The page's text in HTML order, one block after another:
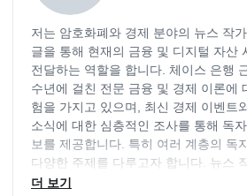
저는 암호화폐와 경제 분야의 뉴스 작
글을 통해 현재의 금융 및 디지털 자산
전달하는 역할을 합니다. 체이스 은행
수년에 걸친 전문 금융 및 경제 이론에
험을 가지고 있으며, 최신 경제 이벤트
소식에 대한 심층적인 조사를 통해 독
보를 제공합니다. 특히 여러 계층의 독
다양한 주제를 다루고자 합니다. 뉴스
는 독자들에게 도움이 될만한 투명하고
더 보기